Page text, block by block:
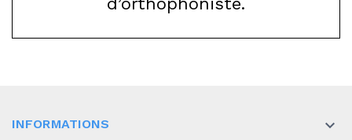
INFORMATIONS 